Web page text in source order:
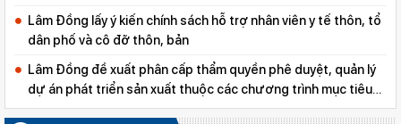
Lâm Đồng lấy ý kiến chính sách hỗ trợ nhân viên y tế thôn, tổ
dân phố và cô đỡ thôn, bản
Lâm Đồng đề xuất phân cấp thẩm quyền phê duyệt, quản lý
dự án phát triển sản xuất thuộc các chương trình mục tiêu
quốc gia